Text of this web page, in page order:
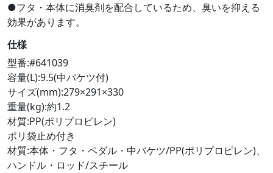
●フタ・本体に消臭剤を配合しているため、臭いを抑える
効果があります。
仕様
型番:#641039
容量(L):9.5(中バケツ付)
サイズ(mm):279×291×330
重量(kg):約1.2
材質:PP(ポリプロピレン)
ポリ袋止め付き
材質:本体・フタ・ペダル・中バケツ/PP(ポリプロピレン)、
ハンドル・ロッド/スチール